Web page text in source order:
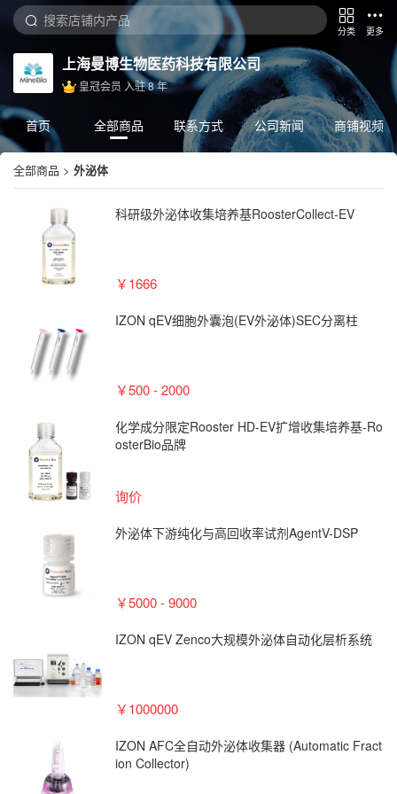
分类 更多
上海曼博生物医药科技有限公司
皇冠会员 入驻8年
首页 全部商品 联系方式 公司新闻 商铺视频
全部商品 > 外泌体
科研级外泌体收集培养基RoosterCollect-EV
￥1666
IZON qEV细胞外囊泡(EV外泌体)SEC分离柱
￥500 - 2000
化学成分限定Rooster HD-EV扩增收集培养基-Ro
osterBio品牌
询价
外泌体下游纯化与高回收率试剂AgentV-DSP
￥5000 - 9000
IZON qEV Zenco大规模外泌体自动化层析系统
￥1000000
IZON AFC全自动外泌体收集器 (Automatic Fract
ion Collector)